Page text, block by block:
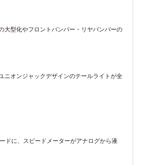
大型化やフロントバンパー・リヤバンパーの
ニオンジャックデザインのテールライトが全
ドに、スピードメーターがアナログから液